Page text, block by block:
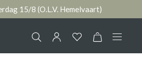
15/8 (O.L.V. Hemelvaart)